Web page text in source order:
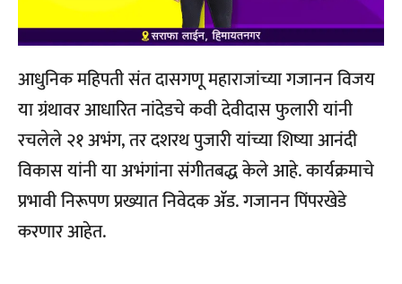
आधुनिक महिपती संत दासगणू महाराजांच्या गजानन विजय
या ग्रंथावर आधारित नांदेडचे कवी देवीदास फुलारी यांनी
रचलेले २१ अभंग, तर दशरथ पुजारी यांच्या शिष्या आनंदी
विकास यांनी या अभंगांना संगीतबद्ध केले आहे. कार्यक्रमाचे
प्रभावी निरूपण प्रख्यात निवेदक अ‍ॅड. गजानन पिंपरखेडे
करणार आहेत.